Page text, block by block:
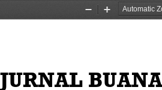
Zoom
Zoom
JURNAL BUANA